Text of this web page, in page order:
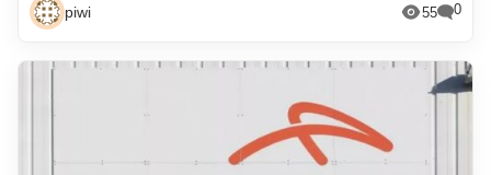
piwi 55 0